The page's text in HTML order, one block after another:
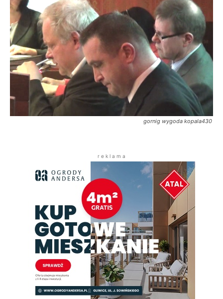
gornig wygoda kopala430
r e k l a m a